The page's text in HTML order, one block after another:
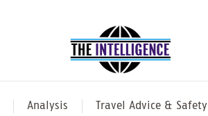
Analysis Travel Advice & Safety